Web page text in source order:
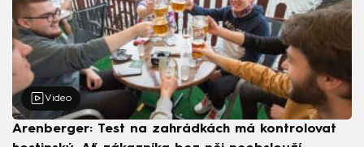
Video
Arenberger: Test na zahrádkách má kontrolovat